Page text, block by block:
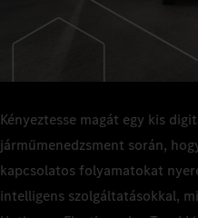
Kényeztesse magát egy kis
járműmenedzsment során,
kapcsolatos folyamatokat
intelligens szolgáltatásokkal,